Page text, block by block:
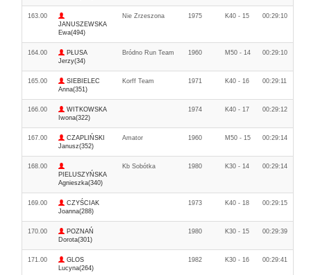
163.00
JANUSZEWSKA
Ewa(494)
Nie Zrzeszona 1975 K40 - 15 00:29:10
164.00
PŁUSA
Jerzy(34)
Bródno Run Team 1960 M50 - 14 00:29:10
165.00
SIEBIELEC
Anna(351)
Korff Team 1971 K40 - 16 00:29:11
166.00
WITKOWSKA
Iwona(322)
1974 K40 - 17 00:29:12
167.00
CZAPLIŃSKI
Janusz(352)
Amator 1960 M50 - 15 00:29:14
168.00
PIELUSZYŃSKA
Agnieszka(340)
Kb Sobótka 1980 K30 - 14 00:29:14
169.00
CZYŚCIAK
Joanna(288)
1973 K40 - 18 00:29:15
170.00
POZNAŃ
Dorota(301)
1980 K30 - 15 00:29:39
171.00
GLOS
Lucyna(264)
1982 K30 - 16 00:29:41